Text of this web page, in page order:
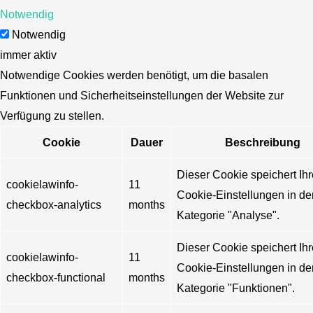
Notwendig
Notwendig
immer aktiv
Notwendige Cookies werden benötigt, um die basalen
Funktionen und Sicherheitseinstellungen der Website zur
Verfügung zu stellen.
Cookie Dauer Beschreibung
cookielawinfo-
checkbox-analytics
11
months
Dieser Cookie speichert
Cookie-Einstellungen in
Kategorie "Analyse".
cookielawinfo-
checkbox-functional
11
months
Dieser Cookie speichert
Cookie-Einstellungen in
Kategorie "Funktionen".